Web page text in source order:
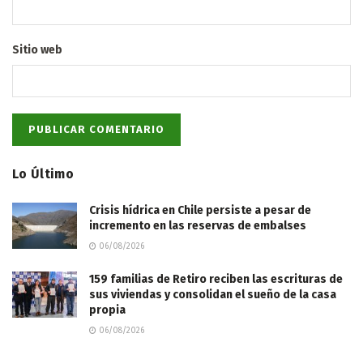
Sitio web
Lo Último
Crisis hídrica en Chile persiste a pesar de
incremento en las reservas de embalses
06/08/2026
159 familias de Retiro reciben las escrituras de
sus viviendas y consolidan el sueño de la casa
propia
06/08/2026